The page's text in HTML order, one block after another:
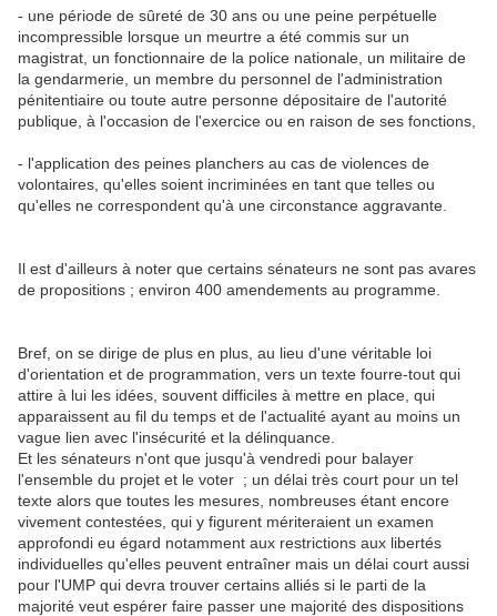
- une période de sûreté de 30 ans ou une peine perpétuelle
incompressible lorsque un meurtre a été commis sur un
magistrat, un fonctionnaire de la police nationale, un militaire de
la gendarmerie, un membre du personnel de l'administration
pénitentiaire ou toute autre personne dépositaire de l'autorité
publique, à l'occasion de l'exercice ou en raison de ses fonctions,
- l'application des peines planchers au cas de violences de
volontaires, qu'elles soient incriminées en tant que telles ou
qu'elles ne correspondent qu'à une circonstance aggravante.
Il est d'ailleurs à noter que certains sénateurs ne sont pas avares
de propositions ; environ 400 amendements au programme.
Bref, on se dirige de plus en plus, au lieu d'une véritable loi
d'orientation et de programmation, vers un texte fourre-tout qui
attire à lui les idées, souvent difficiles à mettre en place, qui
apparaissent au fil du temps et de l'actualité ayant au moins un
vague lien avec l'insécurité et la délinquance.
Et les sénateurs n'ont que jusqu'à vendredi pour balayer
l'ensemble du projet et le voter ; un délai très court pour un tel
texte alors que toutes les mesures, nombreuses étant encore
vivement contestées, qui y figurent mériteraient un examen
approfondi eu égard notamment aux restrictions aux libertés
individuelles qu'elles peuvent entraîner mais un délai court aussi
pour l'UMP qui devra trouver certains alliés si le parti de la
majorité veut espérer faire passer une majorité des dispositions